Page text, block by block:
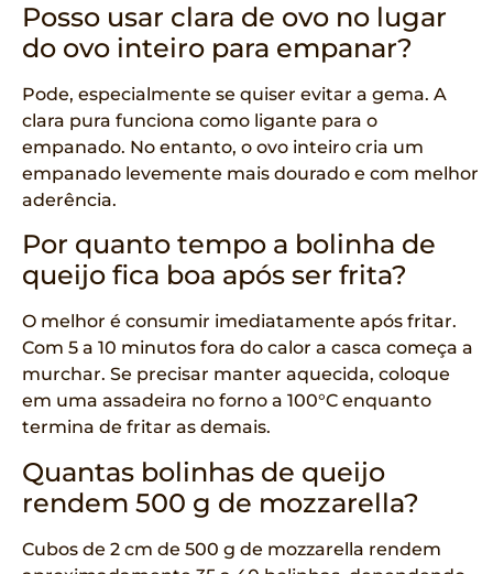
Posso usar clara de ovo no lugar
do ovo inteiro para empanar?
Pode, especialmente se quiser evitar a gema. A
clara pura funciona como ligante para o
empanado. No entanto, o ovo inteiro cria um
empanado levemente mais dourado e com melhor
aderência.
Por quanto tempo a bolinha de
queijo fica boa após ser frita?
O melhor é consumir imediatamente após fritar.
Com 5 a 10 minutos fora do calor a casca começa a
murchar. Se precisar manter aquecida, coloque
em uma assadeira no forno a 100°C enquanto
termina de fritar as demais.
Quantas bolinhas de queijo
rendem 500 g de mozzarella?
Cubos de 2 cm de 500 g de mozzarella rendem